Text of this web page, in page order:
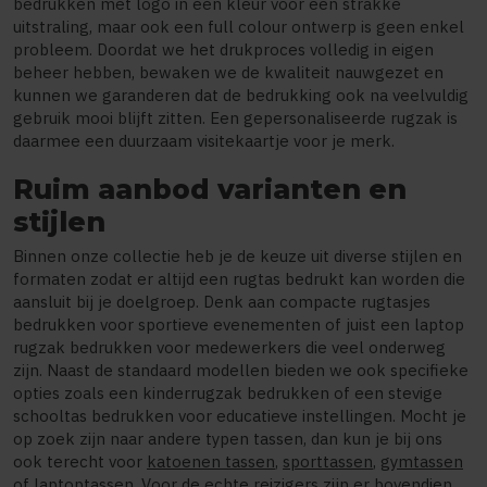
uitstraling, maar ook een full colour ontwerp is geen enkel
probleem. Doordat we het drukproces volledig in eigen
beheer hebben, bewaken we de kwaliteit nauwgezet en
kunnen we garanderen dat de bedrukking ook na veelvuldig
gebruik mooi blijft zitten. Een gepersonaliseerde rugzak is
daarmee een duurzaam visitekaartje voor je merk.
Ruim aanbod varianten en
stijlen
Binnen onze collectie heb je de keuze uit diverse stijlen en
formaten zodat er altijd een rugtas bedrukt kan worden die
aansluit bij je doelgroep. Denk aan compacte rugtasjes
bedrukken voor sportieve evenementen of juist een laptop
rugzak bedrukken voor medewerkers die veel onderweg
zijn. Naast de standaard modellen bieden we ook specifieke
opties zoals een kinderrugzak bedrukken of een stevige
schooltas bedrukken voor educatieve instellingen. Mocht je
op zoek zijn naar andere typen tassen, dan kun je bij ons
ook terecht voor katoenen tassen, sporttassen, gymtassen